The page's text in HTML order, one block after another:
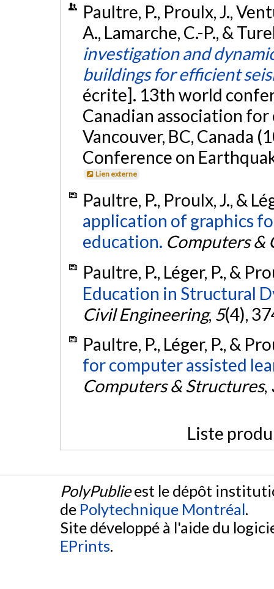
Paultre, P., Proulx, J.,
A., Lamarche, C.-P., &
investigation and
buildings for efficient
écrite]. 13th world
Canadian association
Vancouver, BC, Canada
Conference on
Lien externe
Paultre, P., Proulx, J., &
application of graphics
education. Computers &
Paultre, P., Léger, P., &
Education in Structural
Civil Engineering, 5(4),
Paultre, P., Léger, P., &
for computer assisted
Computers & Structures,
Liste
PolyPublieest le dépôt
de Polytechnique Montréal.
Site développé à l'aide du
EPrints.